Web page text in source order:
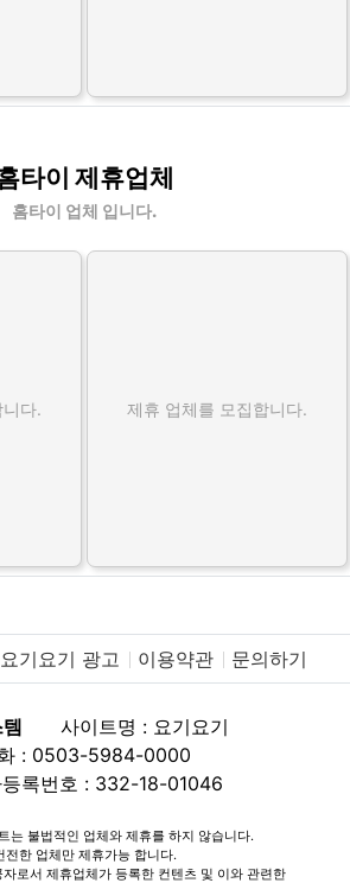
타이 제휴업체
홈타이 업체 입니다.
다. 제휴 업체를 모집합니다.
요기요기 광고 이용약관 문의하기
사이트명 : 요기요기
: 0503-5984-0000
록번호 : 332-18-01046
는 불법적인 업체와 제휴를 하지 않습니다.
전한 업체만 제휴가능 합니다.
로서 제휴업체가 등록한 컨텐츠 및 이와 관련한